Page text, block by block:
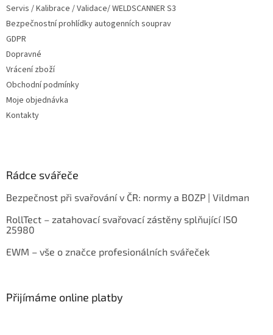
Servis / Kalibrace / Validace/ WELDSCANNER S3
Bezpečnostní prohlídky autogenních souprav
GDPR
Dopravné
Vrácení zboží
Obchodní podmínky
Moje objednávka
Kontakty
Rádce svářeče
Bezpečnost při svařování v ČR: normy a BOZP | Vildman
RollTect – zatahovací svařovací zástěny splňující ISO
25980
EWM – vše o značce profesionálních svářeček
Přijímáme online platby